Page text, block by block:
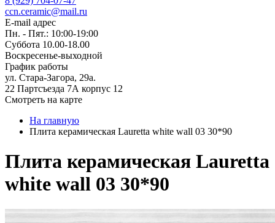
ccn.ceramic@mail.ru
E-mail адрес
Пн. - Пят.: 10:00-19:00
Суббота 10.00-18.00
Воскресенье-выходной
График работы
ул. Стара-Загора, 29а.
22 Партсъезда 7А корпус 12
Смотреть на карте
На главную
Плита керамическая Lauretta white wall 03 30*90
Плита керамическая Lauretta
white wall 03 30*90